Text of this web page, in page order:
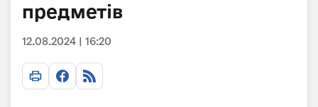
предметів
12.08.2024 | 16:20